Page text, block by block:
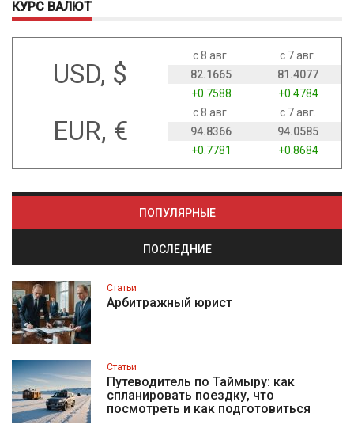
КУРС ВАЛЮТ
USD, $
с 8 авг.
с 7 авг.
82.1665
81.4077
+0.7588
+0.4784
EUR, €
с 8 авг.
с 7 авг.
94.8366
94.0585
+0.7781
+0.8684
ПОПУЛЯРНЫЕ
ПОСЛЕДНИЕ
Статьи
Арбитражный юрист
Статьи
Путеводитель по Таймыру: как
спланировать поездку, что
посмотреть и как подготовиться